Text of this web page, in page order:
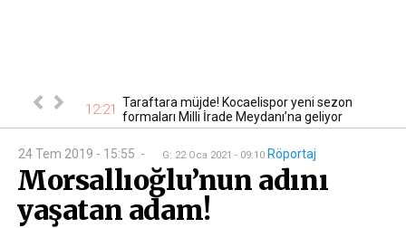
için kritik 12:21 Taraftara müjde! Kocaelispor yeni sezon
formaları Milli İrade Meydanı’na geliyor
24 Tem 2019 - 15:55 - G: 22 Oca 2021 - 09:10 Röportaj
Morsallıoğlu’nun adını
yaşatan adam!